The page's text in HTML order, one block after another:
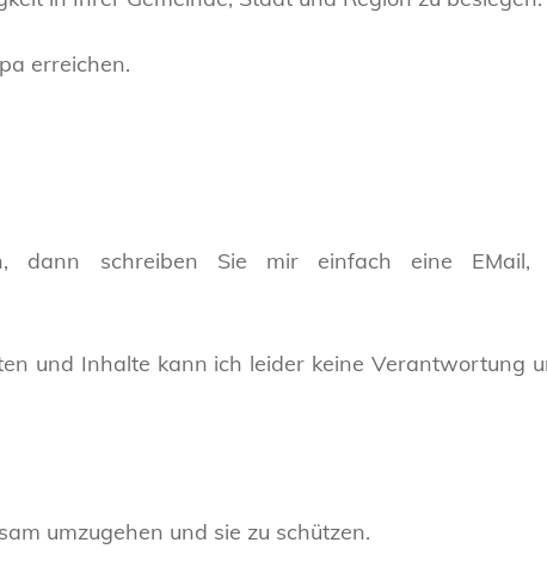
erreichen.
dann schreiben Sie mir einfach eine EMail,
und Inhalte kann ich leider keine Verantwortung
umzugehen und sie zu schützen.